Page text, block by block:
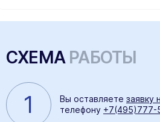
СХЕМА РАБОТЫ
1 Вы оставляете заявку
телефону +7(495)777-